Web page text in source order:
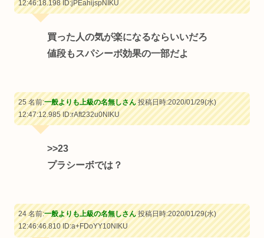
12:46:18.198ID:jPEahijspNIKU
買った人の気が楽になるならいいだろ
値段もスパシーボ効果の一部だよ
25 名前:一般よりも上級の名無しさん投稿日時:2020/01/29(水)
12:47:12.985ID:rAft232u0NIKU
>>23
プラシーボでは？
24 名前:一般よりも上級の名無しさん投稿日時:2020/01/29(水)
12:46:46.810ID:a+FDoYY10NIKU